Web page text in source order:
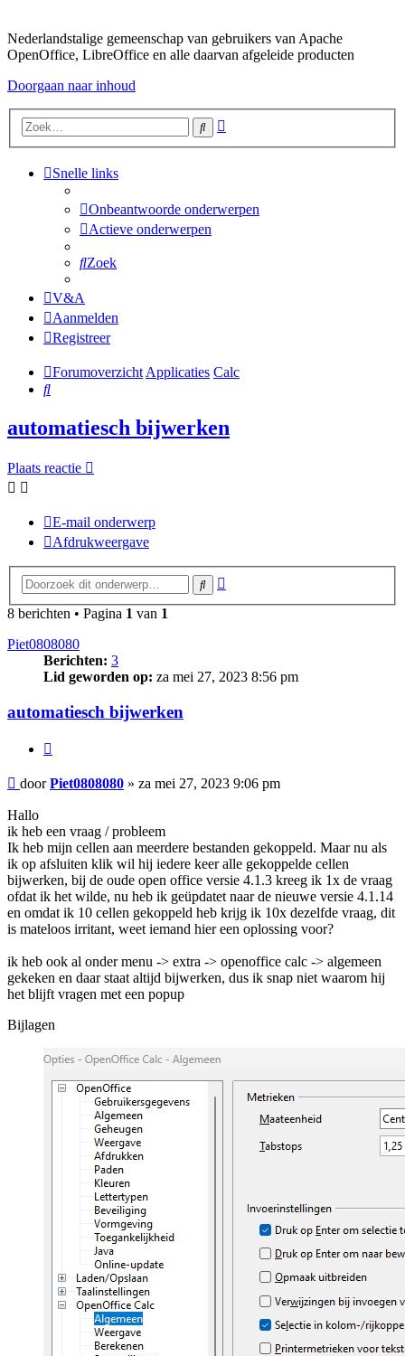
Nederlandstalige gemeenschap van gebruikers van Apache
OpenOffice, LibreOffice en alle daarvan afgeleide producten
Doorgaan naar inhoud
Zoek
Snelle links
Onbeantwoorde onderwerpen
Actieve onderwerpen
Zoek
V&A
Aanmelden
Registreer
Forumoverzicht Applicaties Calc
Zoek
automatiesch bijwerken
Plaats reactie
E-mail onderwerp
Afdrukweergave
Zoek
8 berichten • Pagina 1 van 1
Piet0808080
Berichten: 3
Lid geworden op: za mei 27, 2023 8:56 pm
automatiesch bijwerken
Bericht
doorPiet0808080 » za mei 27, 2023 9:06 pm
Hallo
ik heb een vraag / probleem
Ik heb mijn cellen aan meerdere bestanden gekoppeld. Maar nu als
ik op afsluiten klik wil hij iedere keer alle gekoppelde cellen
bijwerken, bij de oude open office versie 4.1.3 kreeg ik 1x de vraag
ofdat ik het wilde, nu heb ik geüpdatet naar de nieuwe versie 4.1.14
en omdat ik 10 cellen gekoppeld heb krijg ik 10x dezelfde vraag, dit
is mateloos irritant, weet iemand hier een oplossing voor?
ik heb ook al onder menu -> extra -> openoffice calc -> algemeen
gekeken en daar staat altijd bijwerken, dus ik snap niet waarom hij
het blijft vragen met een popup
Bijlagen